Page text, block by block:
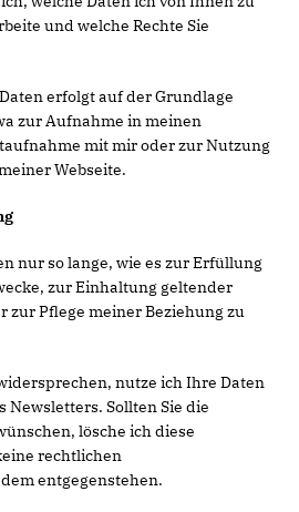
und welche Rechte Sie
erfolgt auf der Grundlage
zur Aufnahme in meinen
mit mir oder zur Nutzung
Webseite.
nur so lange, wie es zur Erfüllung
zur Einhaltung geltender
zur Pflege meiner Beziehung zu
nutze ich Ihre Daten
Newsletters. Sollten Sie die
lösche ich diese
rechtlichen
entgegenstehen.